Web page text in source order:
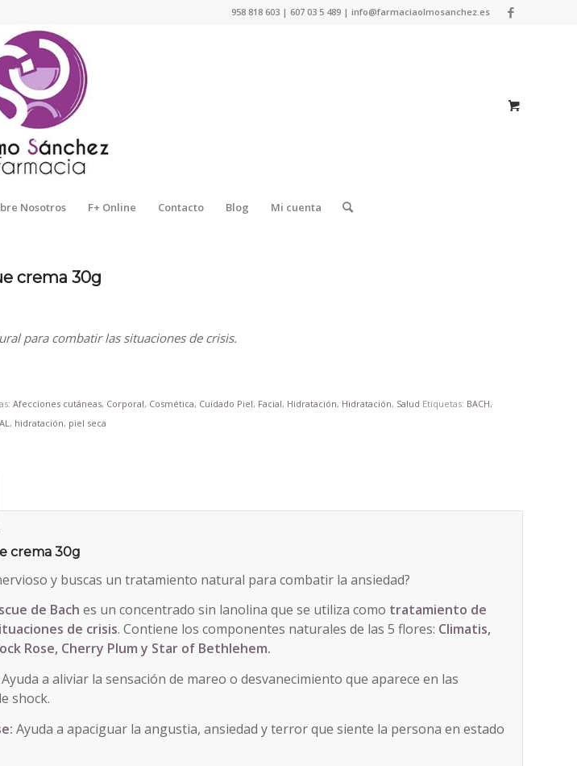
958 818 603 | 607 03 5 489 | info@farmaciaolmosanchez.es
Nosotros F+ Online Contacto Blog Mi cuenta
crema 30g
para combatir las situaciones de crisis.
Afecciones cutáneas, Corporal, Cosmética, Cuidado Piel, Facial, Hidratación, Hidratación, Salud Etiquetas: BACH,
, hidratación, piel seca
crema 30g
y buscas un tratamiento natural para combatir la ansiedad?
de Bach es un concentrado sin lanolina que se utiliza como tratamiento de
de crisis. Contiene los componentes naturales de las 5 flores: Climatis,
Rose, Cherry Plum y Star of Bethlehem.
Ayuda a aliviar la sensación de mareo o desvanecimiento que aparece en las
shock.
Ayuda a apaciguar la angustia, ansiedad y terror que siente la persona en estado